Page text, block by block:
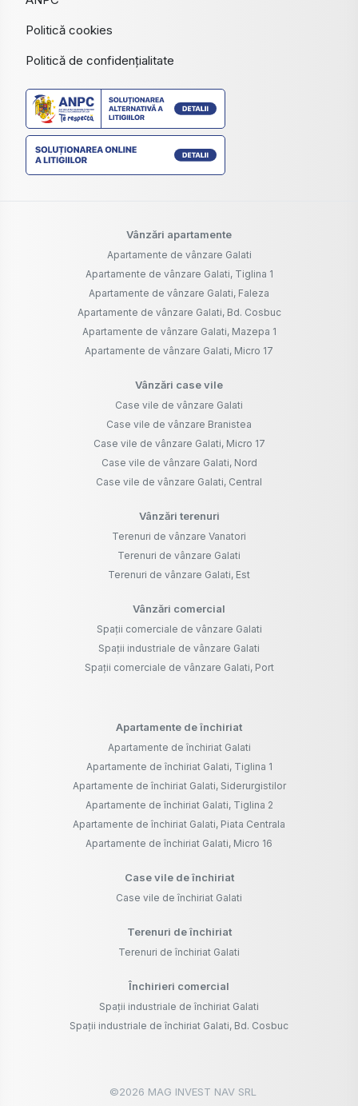
Politică cookies
Politică de confidențialitate
Vânzări apartamente
Apartamente de vânzare Galati
Apartamente de vânzare Galati, Tiglina 1
Apartamente de vânzare Galati, Faleza
Apartamente de vânzare Galati, Bd. Cosbuc
Apartamente de vânzare Galati, Mazepa 1
Apartamente de vânzare Galati, Micro 17
Vânzări case vile
Case vile de vânzare Galati
Case vile de vânzare Branistea
Case vile de vânzare Galati, Micro 17
Case vile de vânzare Galati, Nord
Case vile de vânzare Galati, Central
Vânzări terenuri
Terenuri de vânzare Vanatori
Terenuri de vânzare Galati
Terenuri de vânzare Galati, Est
Vânzări comercial
Spații comerciale de vânzare Galati
Spații industriale de vânzare Galati
Spații comerciale de vânzare Galati, Port
Apartamente de închiriat
Apartamente de închiriat Galati
Apartamente de închiriat Galati, Tiglina 1
Apartamente de închiriat Galati, Siderurgistilor
Apartamente de închiriat Galati, Tiglina 2
Apartamente de închiriat Galati, Piata Centrala
Apartamente de închiriat Galati, Micro 16
Case vile de închiriat
Case vile de închiriat Galati
Terenuri de închiriat
Terenuri de închiriat Galati
Închirieri comercial
Spații industriale de închiriat Galati
Spații industriale de închiriat Galati, Bd. Cosbuc
©2026 MAG INVEST NAV SRL